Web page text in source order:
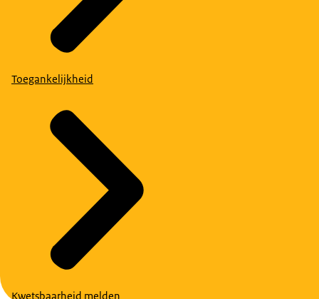
Toegankelijkheid
Kwetsbaarheid melden